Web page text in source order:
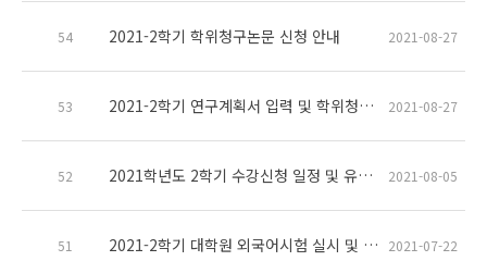
54 2021-2학기 학위청구논문 신청 안내 2021-08-27
53 2021-2학기 연구계획서 입력 및 학위청구논문 진행 일정 안내 2021-08-27
52 2021학년도 2학기 수강신청 일정 및 유의사항 안내 2021-08-05
51 2021-2학기 대학원 외국어시험 실시 및 면제서류 제출 안내(일정변경) 2021-07-22